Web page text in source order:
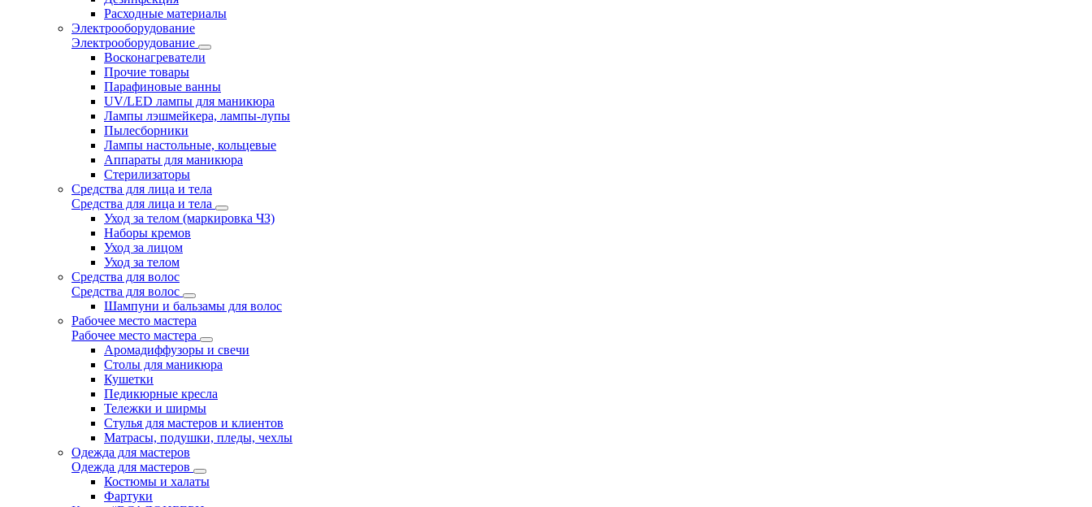
Расходные материалы
Электрооборудование
Электрооборудование
Восконагреватели
Прочие товары
Парафиновые ванны
UV/LED лампы для маникюра
Лампы лэшмейкера, лампы-лупы
Пылесборники
Лампы настольные, кольцевые
Аппараты для маникюра
Стерилизаторы
Средства для лица и тела
Средства для лица и тела
Уход за телом (маркировка ЧЗ)
Наборы кремов
Уход за лицом
Уход за телом
Средства для волос
Средства для волос
Шампуни и бальзамы для волос
Рабочее место мастера
Рабочее место мастера
Аромадиффузоры и свечи
Столы для маникюра
Кушетки
Педикюрные кресла
Тележки и ширмы
Стулья для мастеров и клиентов
Матрасы, подушки, пледы, чехлы
Одежда для мастеров
Одежда для мастеров
Костюмы и халаты
Фартуки